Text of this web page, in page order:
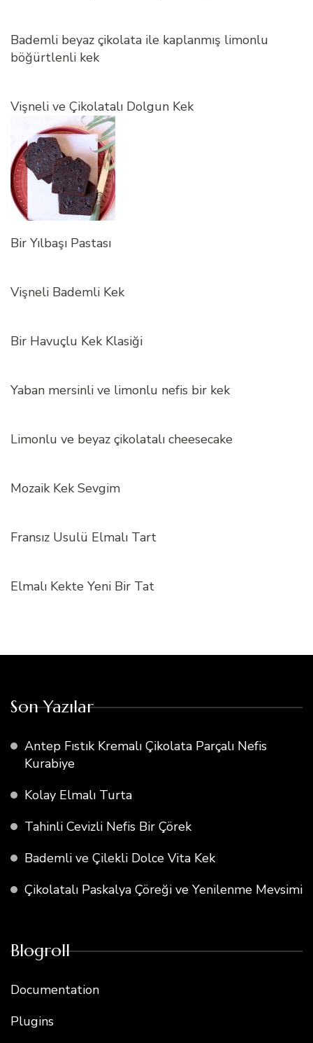
Bademli beyaz çikolata ile kaplanmış limonlu
böğürtlenli kek
Vişneli ve Çikolatalı Dolgun Kek
Bir Yılbaşı Pastası
Vişneli Bademli Kek
Bir Havuçlu Kek Klasiği
Yaban mersinli ve limonlu nefis bir kek
Limonlu ve beyaz çikolatalı cheesecake
Mozaik Kek Sevgim
Fransız Usulü Elmalı Tart
Elmalı Kekte Yeni Bir Tat
Son Yazılar
Antep Fıstık Kremalı Çikolata Parçalı Nefis
Kurabiye
Kolay Elmalı Turta
Tahinli Cevizli Nefis Bir Çörek
Bademli ve Çilekli Dolce Vita Kek
Çikolatalı Paskalya Çöreği ve Yenilenme Mevsimi
Blogroll
Documentation
Plugins